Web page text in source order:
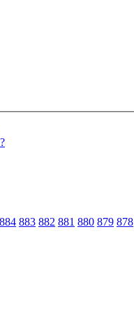
884 883 882 881 880 879 878